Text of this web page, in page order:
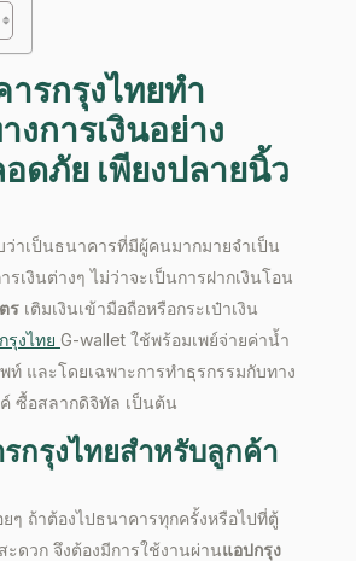
รกรุงไทยทำ
งการเงินอย่าง
ดภัย เพียงปลายนิ้ว
ว่าเป็นธนาคารที่มีผู้คนมากมายจำเป็น
รเงินต่างๆ ไม่ว่าจะเป็นการฝากเงินโอน
ร เติมเงินเข้ามือถือหรือกระเป๋าเงิน
รุงไทย G-wallet ใช้พร้อมเพย์จ่ายค่าน้ำ
ท์ และโดยเฉพาะการทำธุรกรรมกับทาง
ซื้อสลากดิจิทัล เป็นต้น
กรุงไทยสำหรับลูกค้า
ๆ ถ้าต้องไปธนาคารทุกครั้งหรือไปที่ตู้
ะดวก จึงต้องมีการใช้งานผ่านแอปกรุง